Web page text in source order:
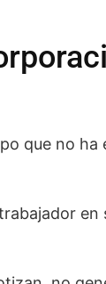
que no
en